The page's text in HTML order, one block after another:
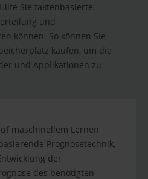
Sie faktenbasierte
und
können. So können Sie
kaufen, um die
und Applikationen zu
maschinellem Lernen
Prognosetechnik,
der
des benötigten